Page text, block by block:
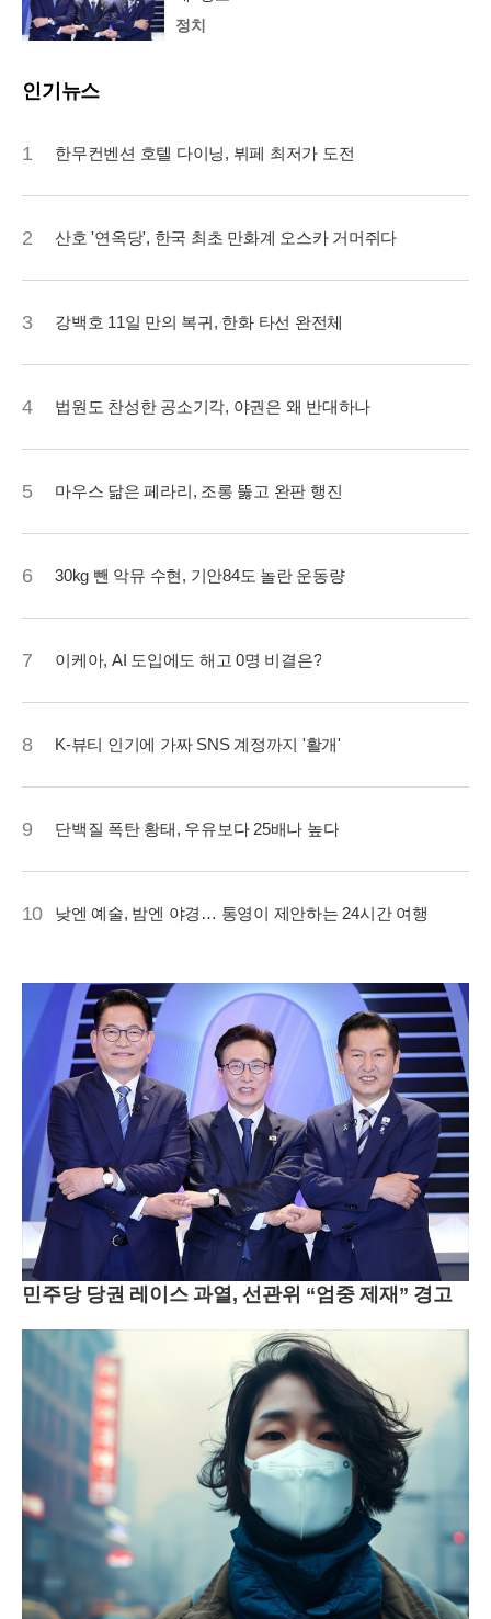
정치
인기뉴스
1 한무컨벤션 호텔 다이닝, 뷔페 최저가 도전
2 산호 '연옥당', 한국 최초 만화계 오스카 거머쥐다
3 강백호 11일 만의 복귀, 한화 타선 완전체
4 법원도 찬성한 공소기각, 야권은 왜 반대하나
5 마우스 닮은 페라리, 조롱 뚫고 완판 행진
6 30kg 뺀 악뮤 수현, 기안84도 놀란 운동량
7 이케아, AI 도입에도 해고 0명 비결은?
8 K-뷰티 인기에 가짜 SNS 계정까지 '활개'
9 단백질 폭탄 황태, 우유보다 25배나 높다
10 낮엔 예술, 밤엔 야경… 통영이 제안하는 24시간 여행
민주당 당권 레이스 과열, 선관위 “엄중 제재” 경고